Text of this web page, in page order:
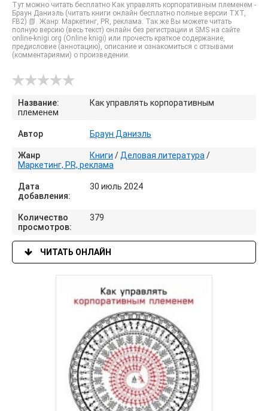
Тут можно читать бесплатно Как управлять корпоративным племенем -
Браун Даниэль (читать книги онлайн бесплатно полные версии TXT,
FB2) 📗. Жанр: Маркетинг, PR, реклама. Так же Вы можете читать
полную версию (весь текст) онлайн без регистрации и SMS на сайте
online-knigi.org (Online knigi) или прочесть краткое содержание,
предисловие (аннотацию), описание и ознакомиться с отзывами
(комментариями) о произведении.
Название:
Как управлять корпоративным
племенем
Автор Браун Даниэль
Жанр Книги / Деловая литература /
Маркетинг, PR, реклама
Дата
добавления:
30 июль 2024
Количество
просмотров:
379
ЧИТАТЬ ОНЛАЙН